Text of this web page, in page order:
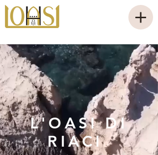
L'OASI DI
RIACI